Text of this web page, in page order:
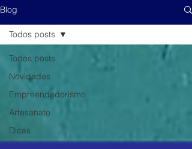
Blog
Todos posts
Novidades
Empreendedorismo
Artesanato
Dicas
Todos posts